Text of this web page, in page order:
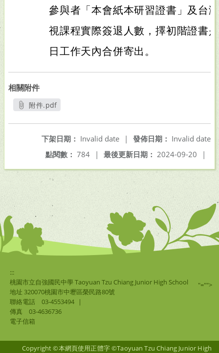
參與者「本會紙本研習證書」及台
視課程實際簽退人數，擇初階證書
日工作天內合併寄出。
相關附件
附件.pdf
發佈日期： Invalid date
下架日期： Invalid date
|
最後更新日期： 2024-09-20 |
點閱數： 784 |
:::
桃園市立自強國民中學 Taoyuan Tzu Chiang Junior High School
地址 320070桃園市中壢區榮民路80號
聯絡電話
03-4553494
|
傳真
03-4636736
電子信箱
"="">
Copyright ©本網頁使用正體字 ©Taoyuan Tzu Chiang Junior High